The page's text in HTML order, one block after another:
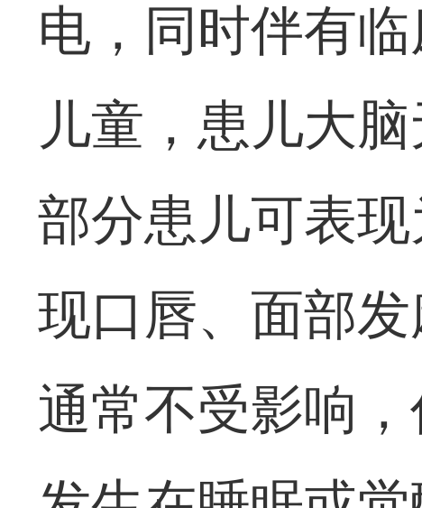
电，同时伴有
儿童，患儿大
部分患儿可表
现口唇、面部
通常不受影响